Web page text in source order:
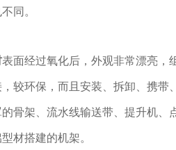
同。
表面经过氧化后，外观非常漂亮，
较环保，而且安装、拆卸、携带
骨架、流水线输送带、提升机、
材搭建的机架。